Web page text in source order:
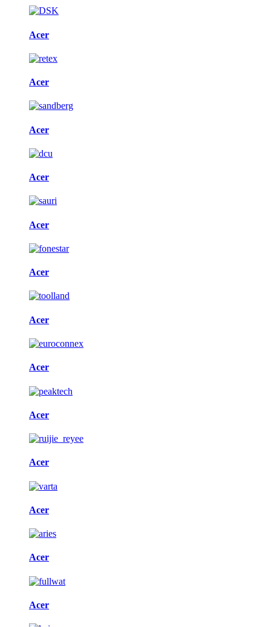
Acer
Acer
Acer
Acer
Acer
Acer
Acer
Acer
Acer
Acer
Acer
Acer
Acer